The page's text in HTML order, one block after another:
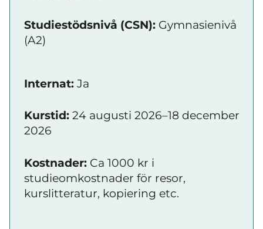
Studiestödsnivå (CSN): Gymnasienivå
(A2)
Internat: Ja
Kurstid: 24 augusti 2026–18 december
2026
Kostnader: Ca 1000 kr i
studieomkostnader för resor,
kurslitteratur, kopiering etc.